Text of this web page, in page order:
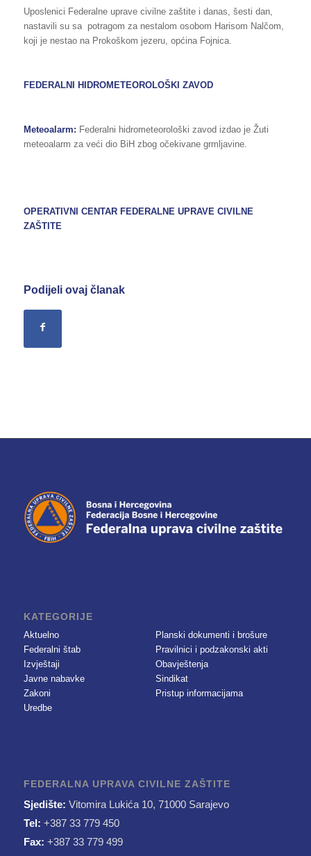
Uposlenici Federalne uprave civilne zaštite i danas, šesti dan,
nastavili su sa potragom za nestalom osobom Harisom Nalčom,
koji je nestao na Prokoškom jezeru, općina Fojnica.
FEDERALNI HIDROMETEOROLOŠKI ZAVOD
Meteoalarm: Federalni hidrometeorološki zavod izdao je Žuti
meteoalarm za veći dio BiH zbog očekivane grmljavine.
OPERATIVNI CENTAR FEDERALNE UPRAVE CIVILNE
ZAŠTITE
Podijeli ovaj članak
KATEGORIJE
Aktuelno
Federalni štab
Izvještaji
Javne nabavke
Zakoni
Uredbe
Planski dokumenti i brošure
Pravilnici i podzakonski akti
Obavještenja
Sindikat
Pristup informacijama
FEDERALNA UPRAVA CIVILNE ZAŠTITE
Sjedište: Vitomira Lukića 10, 71000 Sarajevo
Tel: +387 33 779 450
Fax: +387 33 779 499